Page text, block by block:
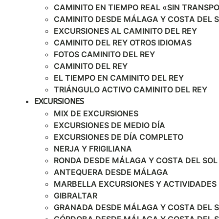
CAMINITO EN TIEMPO REAL «SIN
CAMINITO DESDE MÁLAGA Y COSTA DEL
EXCURSIONES AL CAMINITO DEL REY
CAMINITO DEL REY OTROS IDIOMAS
FOTOS CAMINITO DEL REY
CAMINITO DEL REY
EL TIEMPO EN CAMINITO DEL REY
TRIÁNGULO ACTIVO CAMINITO DEL REY
EXCURSIONES
MIX DE EXCURSIONES
EXCURSIONES DE MEDIO DÍA
EXCURSIONES DE DÍA COMPLETO
NERJA Y FRIGILIANA
RONDA DESDE MÁLAGA Y COSTA DEL SOL
ANTEQUERA DESDE MÁLAGA
MARBELLA EXCURSIONES Y ACTIVIDADES
GIBRALTAR
GRANADA DESDE MÁLAGA Y COSTA DEL